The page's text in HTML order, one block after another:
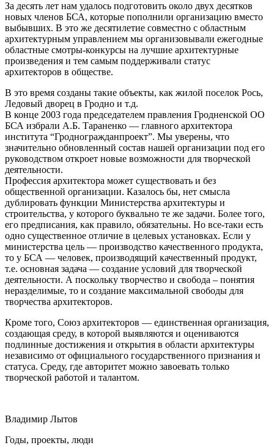
За десять лет нам удалось подготовить около двух десятков
новых членов БСА, которые пополнили организацию вместо
выбывших. В это же десятилетие совместно с областным
архитектурным управлением мы организовывали ежегодные
областные смотры-конкурсы на лучшие архитектурные
произведения и тем самым поддерживали статус
архитекторов в обществе.
В это время созданы такие объекты, как жилой поселок Рось,
Ледовый дворец в Гродно и т.д.
В конце 2003 года председателем правления Гродненской ОО
БСА избрали А.Б. Тараненко — главного архитектора
института “Гродногражданпроект”. Мы уверены, что
значительно обновленный состав нашей организации под его
руководством откроет новые возможности для творческой
деятельности.
Профессия архитектора может существовать и без
общественной организации. Казалось бы, нет смысла
дублировать функции Министерства архитектуры и
строительства, у которого буквально те же задачи. Более того,
его предписания, как правило, обязательны. Но все-таки есть
одно существенное отличие в целевых установках. Если у
министерства цель — производство качественного продукта,
то у БСА — человек, производящий качественный продукт,
т.е. основная задача — создание условий для творческой
деятельности. А поскольку творчество и свобода – понятия
неразделимые, то и создание максимальной свободы для
творчества архитекторов.
Кроме того, Союз архитекторов — единственная организация,
создающая среду, в которой выявляются и оцениваются
подлинные достижения и открытия в области архитектуры
независимо от официального государственного признания и
статуса. Среду, где авторитет можно завоевать только
творческой работой и талантом.
Владимир Лытов
Годы, проекты, люди